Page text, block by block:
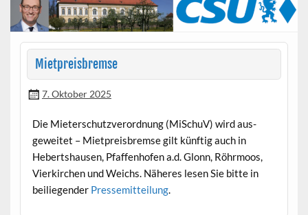
Mietpreisbremse
7. Oktober 2025
Die Mieter­schutzverord­nung (MiS­chuV) wird aus­
geweit­et – Miet­preis­bremse gilt kün­ftig auch in
Hebertshausen, Pfaf­fen­hofen a.d. Glonn, Röhrmoos,
Vierkirchen und Weichs. Näheres lesen Sie bitte in
beiliegen­der Pressemit­teilung.